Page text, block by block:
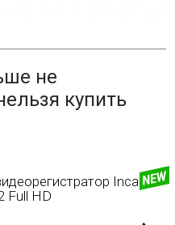
не
купить
Incar
Full HD